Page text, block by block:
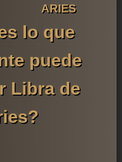
ARIES
lo que
puede
Libra de